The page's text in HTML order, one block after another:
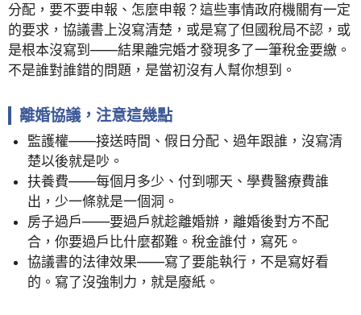
分配，要不要申報、怎麼申報？這些事情政府機關有一定
的要求，協議書上沒寫清楚，或是寫了但國稅局不認，或
是根本沒寫到——結果離完婚才發現多了一筆稅金要繳。
不是誰對誰錯的問題，是當初沒有人幫你想到。
離婚協議，注意這幾點
監護權——接送時間、假日分配、過年跟誰，沒寫清
楚以後就是吵。
扶養費——每個月多少、付到哪天、學費醫療費誰
出，少一條就是一個洞。
房子過戶——要過戶就趁離婚辦，離婚後對方不配
合，你要過戶比什麼都難。稅金誰付，寫死。
協議書的法律效果——寫了要能執行，不是寫好看
的。寫了沒強制力，就是廢紙。